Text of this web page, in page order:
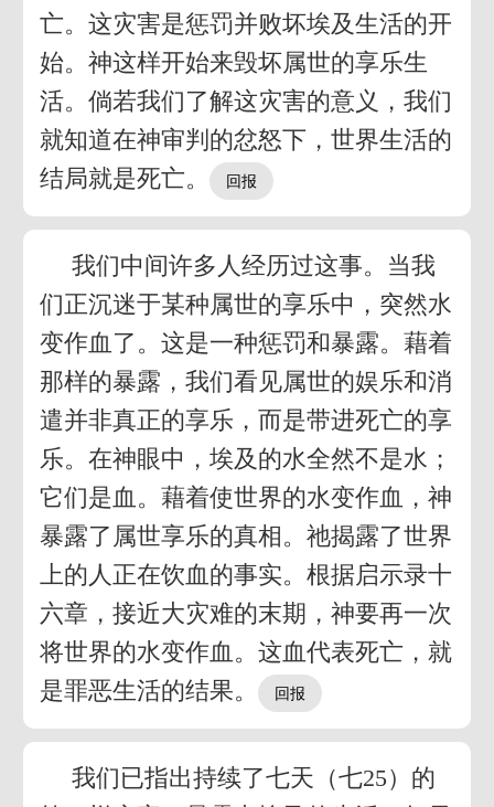
亡。这灾害是惩罚并败坏埃及生活的开
始。神这样开始来毁坏属世的享乐生
活。倘若我们了解这灾害的意义，我们
就知道在神审判的忿怒下，世界生活的
结局就是死亡。
我们中间许多人经历过这事。当我
们正沉迷于某种属世的享乐中，突然水
变作血了。这是一种惩罚和暴露。藉着
那样的暴露，我们看见属世的娱乐和消
遣并非真正的享乐，而是带进死亡的享
乐。在神眼中，埃及的水全然不是水；
它们是血。藉着使世界的水变作血，神
暴露了属世享乐的真相。祂揭露了世界
上的人正在饮血的事实。根据启示录十
六章，接近大灾难的末期，神要再一次
将世界的水变作血。这血代表死亡，就
是罪恶生活的结果。
我们已指出持续了七天（七25）的